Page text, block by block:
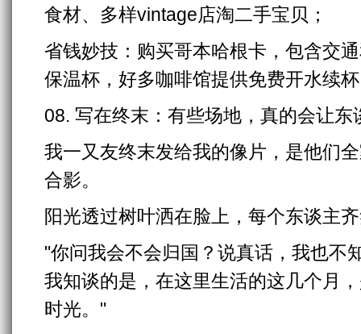
食材、多样vintage店淘二手宝贝；
省钱妙技：购买哥本哈根卡，包含交
保温杯，好多咖啡馆提供免费开水续
08. 写在终末：有些场地，真的会让东
我一又友终末发给我的像片，是他们
合影。
阳光透过树叶洒在脸上，每个东谈主
"你问我会不会归国？说真话，我也不
我知谈的是，在这里生活的这几个月
时光。"